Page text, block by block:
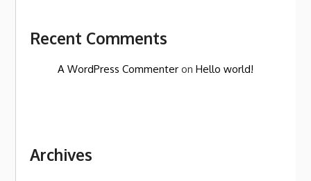
Recent Comments
A WordPress Commenter onHello world!
Archives